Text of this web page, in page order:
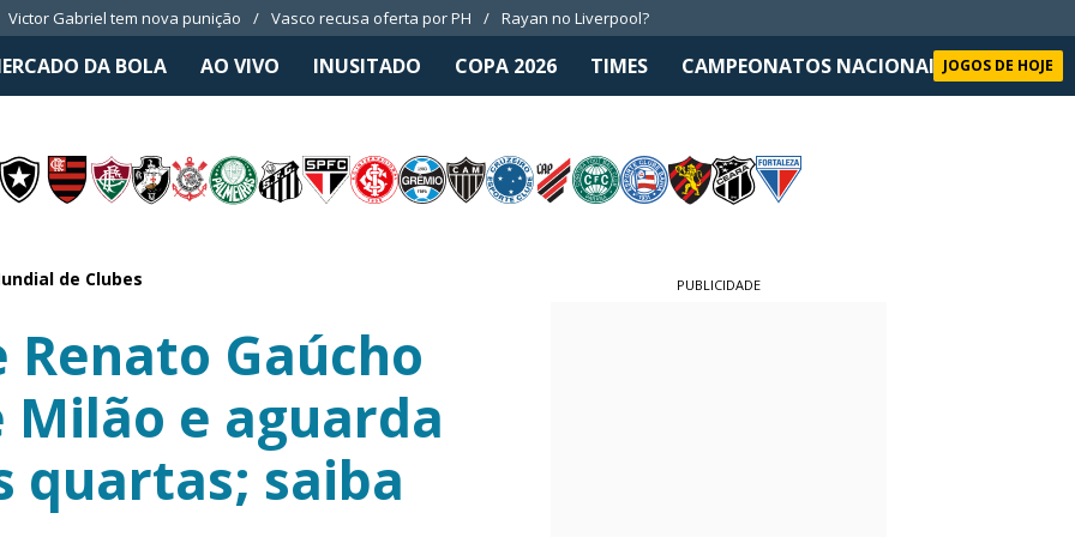
Victor Gabriel tem nova punição Vasco recusa oferta por PH Rayan no Liverpool?
DA BOLA AO VIVO INUSITADO COPA 2026 TIMES CAMPEONATOS NACIONAIS SELEÇÃO
JOGOS DE HOJE
de Clubes
Gaúcho
e aguarda
quartas; saiba
PUBLICIDADE